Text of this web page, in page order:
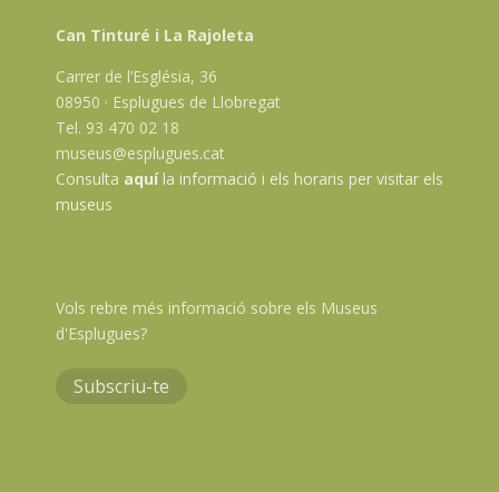
Can Tinturé i La Rajoleta
Carrer de l’Església, 36
08950 · Esplugues de Llobregat
Tel. 93 470 02 18
museus@esplugues.cat
Consulta aquíla informació i els horaris per visitar els
museus
Vols rebre més informació sobre els Museus
d'Esplugues?
Subscriu-te